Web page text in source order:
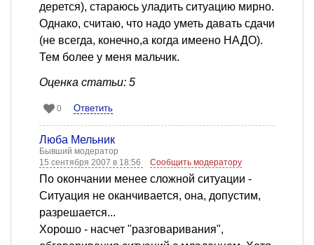
дерется), стараюсь уладить ситуацию мирно.
Однако, считаю, что надо уметь давать сдачи
(не всегда, конечно,а когда имеено НАДО).
Тем более у меня мальчик.
Оценка статьи: 5
0 Ответить
Люба Мельник
Бывший модератор
15 сентября 2007 в 18:56
Сообщить модератору
По окончании менее сложной ситуации -
Ситуация не оканчивается, она, допустим,
разрешается...
Хорошо - насчет "разговаривания",